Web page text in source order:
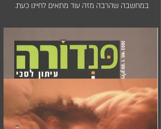
במחשבה שהרבה מזה עוד מתאים לחיינו כעת.